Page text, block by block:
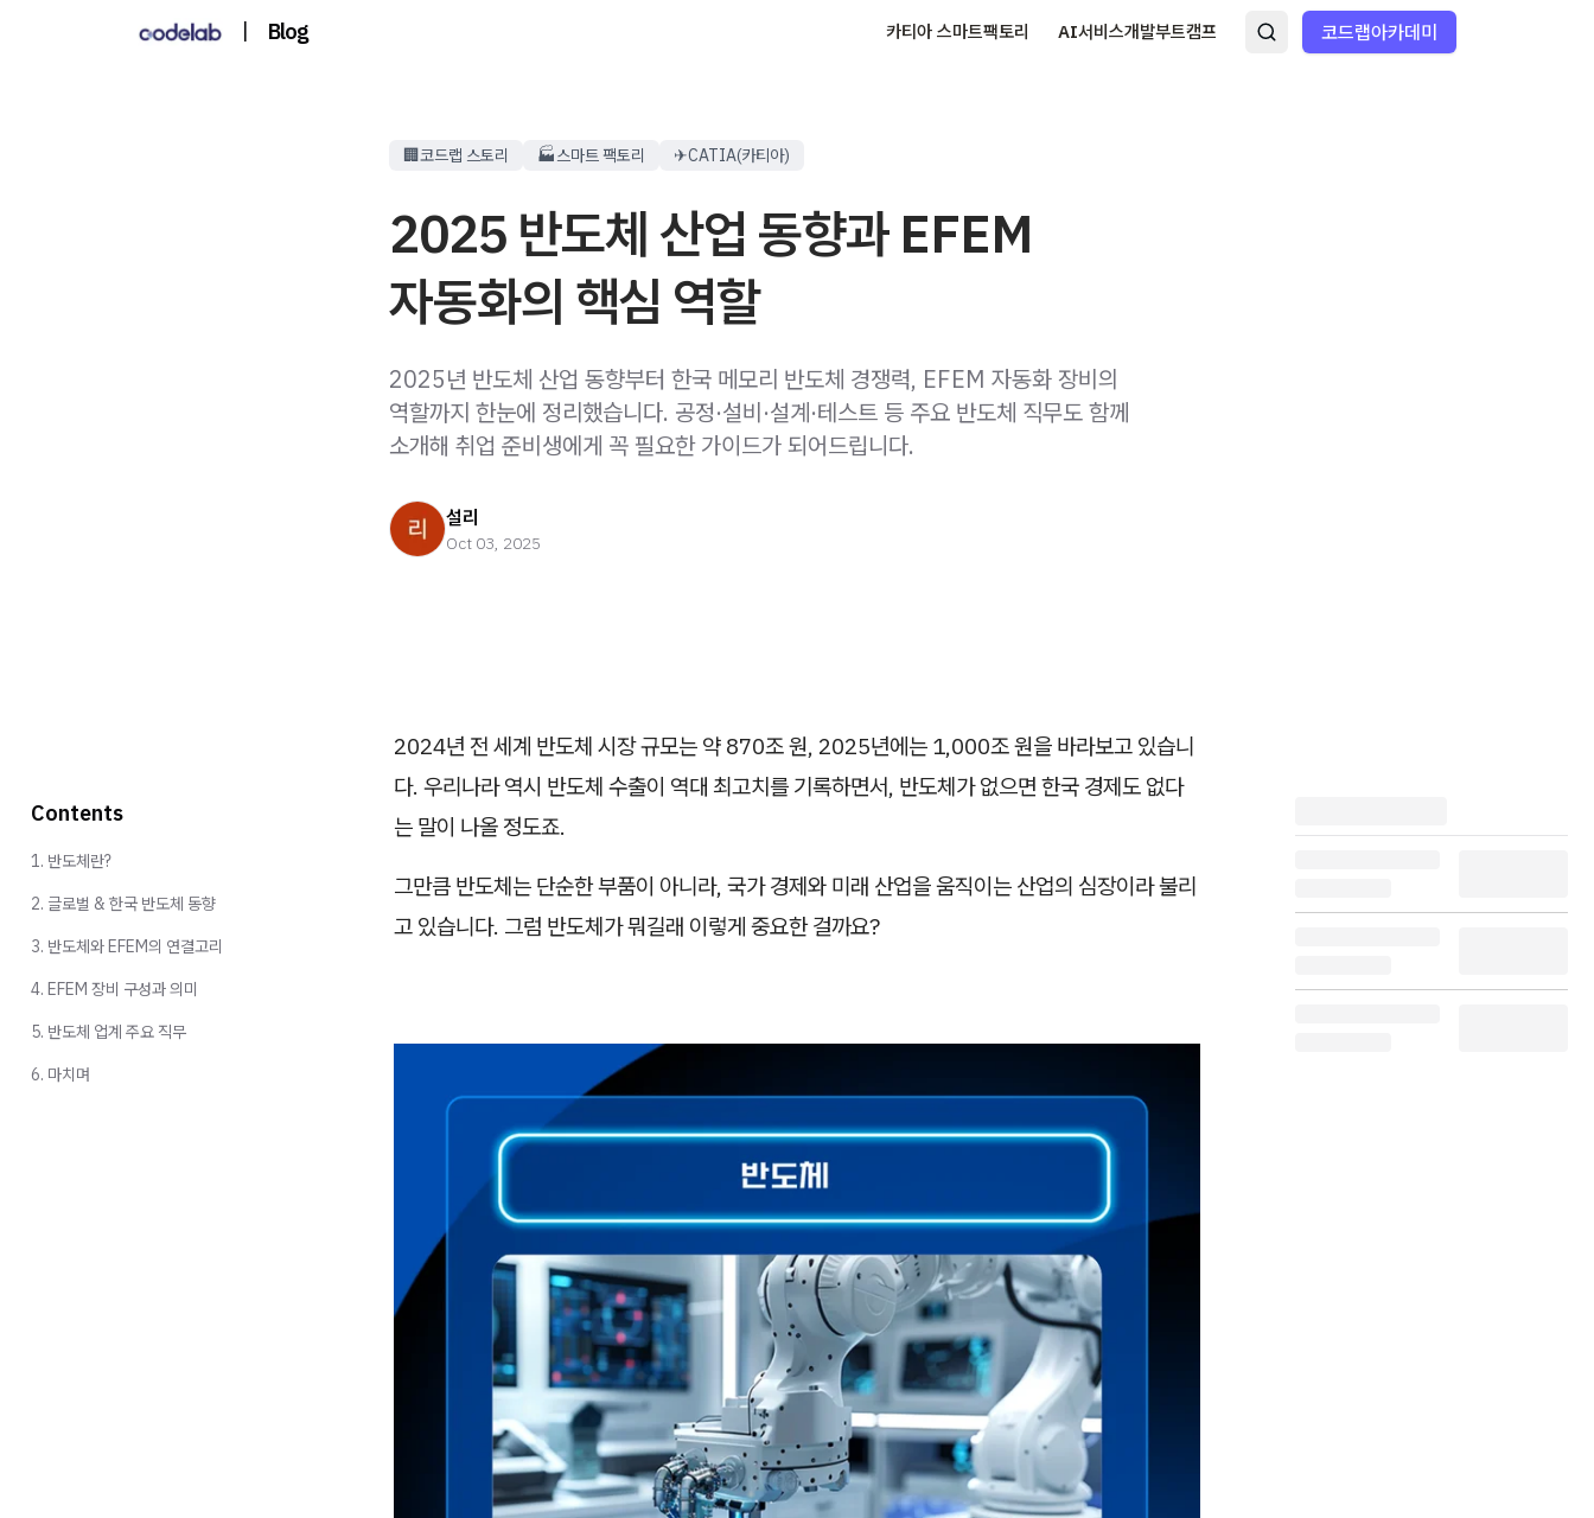
| Blog 카티아 스마트팩토리 AI서비스개발부트캠프 코드랩아카데미
🏢코드랩 스토리 🏭스마트 팩토리 ✈CATIA(카티아)
2025 반도체 산업 동향과 EFEM
자동화의 핵심 역할
2025년 반도체 산업 동향부터 한국 메모리 반도체 경쟁력, EFEM 자동화 장비의
역할까지 한눈에 정리했습니다. 공정·설비·설계·테스트 등 주요 반도체 직무도 함께
소개해 취업 준비생에게 꼭 필요한 가이드가 되어드립니다.
설리
Oct 03, 2025
2024년 전 세계 반도체 시장 규모는 약 870조 원, 2025년에는 1,000조 원을 바라보고 있습니
다. 우리나라 역시 반도체 수출이 역대 최고치를 기록하면서, 반도체가 없으면 한국 경제도 없다
는 말이 나올 정도죠.
그만큼 반도체는 단순한 부품이 아니라, 국가 경제와 미래 산업을 움직이는 산업의 심장이라 불리
고 있습니다. 그럼 반도체가 뭐길래 이렇게 중요한 걸까요?
Contents
1. 반도체란?
2. 글로벌 & 한국 반도체 동향
3. 반도체와 EFEM의 연결고리
4. EFEM 장비 구성과 의미
5. 반도체 업계 주요 직무
6. 마치며